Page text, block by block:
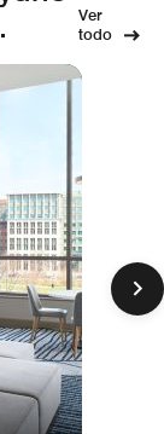
Ver
todo